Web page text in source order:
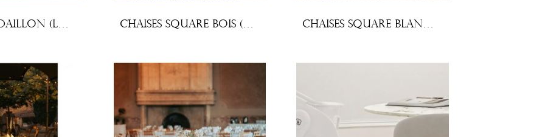
Chaises Médaillon (lot x10) Chaises Square bois (lot x10) Chaises Square blanches (lot x 10)